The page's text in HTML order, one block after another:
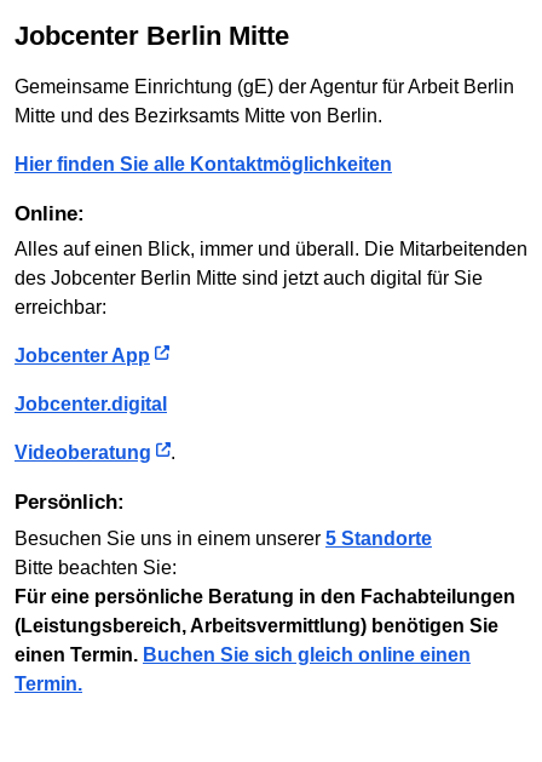
Jobcenter Berlin Mitte
Gemeinsame Einrichtung (gE) der Agentur für Arbeit Berlin
Mitte und des Bezirksamts Mitte von Berlin.
Hier finden Sie alle Kontaktmöglichkeiten
Online:
Alles auf einen Blick, immer und überall. Die Mitarbeitenden
des Jobcenter Berlin Mitte sind jetzt auch digital für Sie
erreichbar:
Jobcenter App
Jobcenter.digital
Videoberatung .
Persönlich:
Besuchen Sie uns in einem unserer 5 Standorte
Bitte beachten Sie:
Für eine persönliche Beratung in den Fachabteilungen
(Leistungsbereich, Arbeitsvermittlung) benötigen Sie
einen Termin. Buchen Sie sich gleich online einen
Termin.